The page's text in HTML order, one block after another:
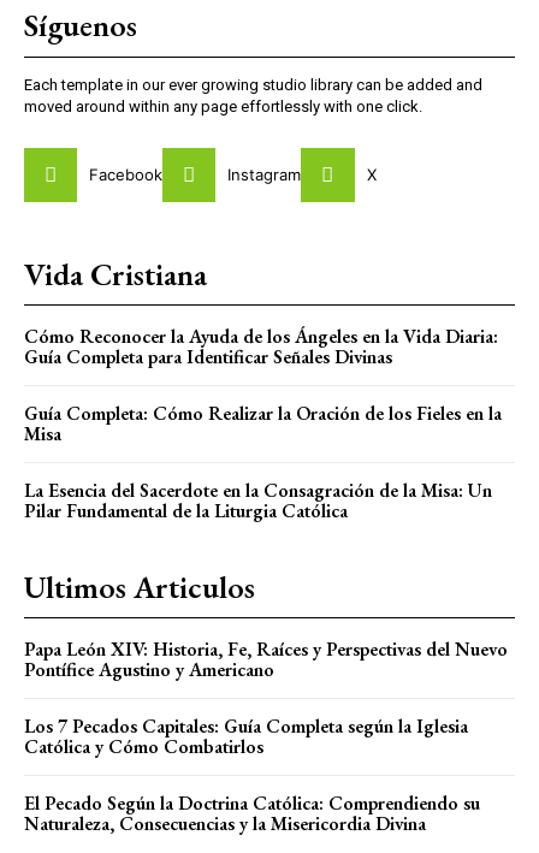
Síguenos
Each template in our ever growing studio library can be added and
moved around within any page effortlessly with one click.
Facebook Instagram X
Vida Cristiana
Cómo Reconocer la Ayuda de los Ángeles en la Vida Diaria:
Guía Completa para Identificar Señales Divinas
Guía Completa: Cómo Realizar la Oración de los Fieles en la
Misa
La Esencia del Sacerdote en la Consagración de la Misa: Un
Pilar Fundamental de la Liturgia Católica
Ultimos Articulos
Papa León XIV: Historia, Fe, Raíces y Perspectivas del Nuevo
Pontífice Agustino y Americano
Los 7 Pecados Capitales: Guía Completa según la Iglesia
Católica y Cómo Combatirlos
El Pecado Según la Doctrina Católica: Comprendiendo su
Naturaleza, Consecuencias y la Misericordia Divina